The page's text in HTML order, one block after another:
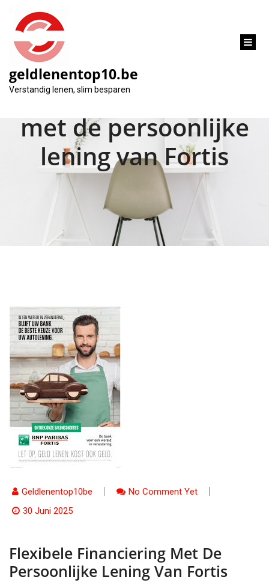
gaan
geldlenentop10.be
Verstandig lenen, slim besparen
Flexibele financiering
met de persoonlijke
lening van Fortis
Geldlenentop10be
No Comment Yet
30 Juni 2025
Flexibele Financiering Met De
Persoonlijke Lening Van Fortis